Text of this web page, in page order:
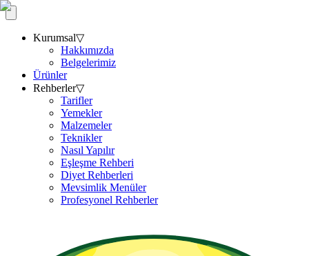
Kurumsal▽
Hakkımızda
Belgelerimiz
Ürünler
Rehberler▽
Tarifler
Yemekler
Malzemeler
Teknikler
Nasıl Yapılır
Eşleşme Rehberi
Diyet Rehberleri
Mevsimlik Menüler
Profesyonel Rehberler